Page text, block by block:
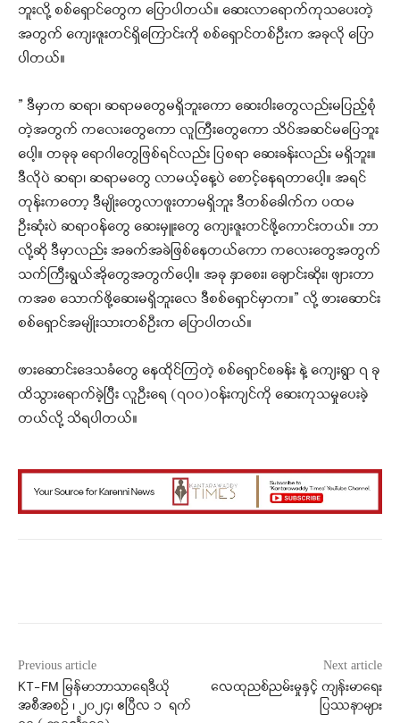
ဘူးလို့ စစ်ရှောင်တွေက ပြောပါတယ်။ ဆေးလာရောက်ကုသပေးတဲ့
အတွက် ကျေးဇူးတင်ရှိကြောင်းကို စစ်ရှောင်တစ်ဦးက အခုလို ပြော
ပါတယ်။
” ဒီမှာက ဆရာ၊ ဆရာမတွေမရှိဘူးကော ဆေးဝါးတွေလည်းမပြည့်စုံ
တဲ့အတွက် ကလေးတွေကော လူကြီးတွေကော သိပ်အဆင်မပြေဘူး
ပေါ့။ တခုခု ရောဂါတွေဖြစ်ရင်လည်း ပြစရာ ဆေးခန်းလည်း မရှိဘူး။
ဒီလိုပဲ ဆရာ၊ ဆရာမတွေ လာမယ့်နေ့ပဲ စောင့်နေရတာပေါ့။ အရင်
တုန်းကတော့ ဒီမျိုးတွေလာဖူးတာမရှိဘူး ဒီတစ်ခေါက်က ပထမ
ဦးဆုံးပဲ ဆရာဝန်တွေ ဆေးမှူးတွေ ကျေးဇူးတင်ဖို့ကောင်းတယ်။ ဘာ
လို့ဆို ဒီမှာလည်း အခက်အခဲဖြစ်နေတယ်ကော ကလေးတွေအတွက်
သက်ကြီးရွယ်အိုတွေအတွက်ပေါ့။ အခု နှာစေး၊ ချောင်းဆိုး၊ ဖျားတာ
ကအစ သောက်ဖို့ဆေးမရှိဘူးလေ ဒီစစ်ရှောင်မှာက။” လို့ ဖားဆောင်း
စစ်ရှောင်အမျိုးသားတစ်ဦးက ပြောပါတယ်။
ဖားဆောင်းဒေသခံတွေ နေထိုင်ကြတဲ့ စစ်ရှောင်စခန်း နဲ့ ကျေးရွာ ၇ ခု
ထိသွားရောက်ခဲ့ပြီး လူဦးရေ (၇၀၀)ဝန်းကျင်ကို ဆေးကုသမှုပေးခဲ့
တယ်လို့ သိရပါတယ်။
Previous article
KT-FM မြန်မာဘာသာရေဒီယို
အစီအစဉ် ၊ ၂၀၂၄၊ ဧပြီလ ၁ ရက်
Next article
လေထုညစ်ညမ်းမှုနှင့် ကျန်းမာရေး
ပြဿနာများ